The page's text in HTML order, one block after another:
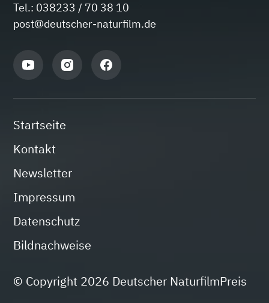
Tel.: 038233 / 70 38 10
post@deutscher-naturfilm.de
Startseite
Kontakt
Newsletter
Impressum
Datenschutz
Bildnachweise
© Copyright 2026 Deutscher NaturfilmPreis